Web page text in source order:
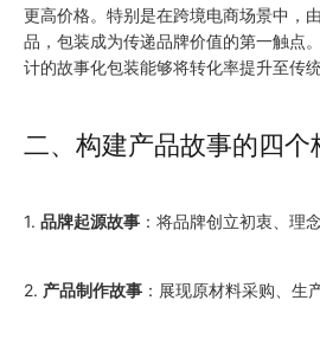
更高价格。特别是在跨境电商场景中，
品，包装成为传递品牌价值的第一触点
计的故事化包装能够将转化率提升至传统
二、构建产品故事的四个
1. 品牌起源故事 ：将品牌创立初衷、理
2. 产品制作故事 ：展现原材料采购、生